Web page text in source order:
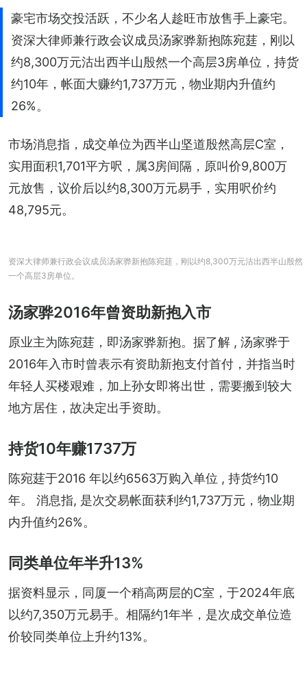
豪宅市场交投活跃，不少名人趁旺市放售手上豪宅。
资深大律师兼行政会议成员汤家骅新抱陈宛莛，刚以
约8,300万元沽出西半山殷然一个高层3房单位，持货
约10年，帐面大赚约1,737万元，物业期内升值约
26%。
市场消息指，成交单位为西半山坚道殷然高层C室，
实用面积1,701平方呎，属3房间隔，原叫价9,800万
元放售，议价后以约8,300万元易手，实用呎价约
48,795元。
资深大律师兼行政会议成员汤家骅新抱陈宛莛，刚以约8,300万元沽出西半山殷然
一个高层3房单位。
汤家骅2016年曾资助新抱入市
原业主为陈宛莛，即汤家骅新抱。据了解 , 汤家骅于
2016年入市时曾表示有资助新抱支付首付，并指当时
年轻人买楼艰难，加上孙女即将出世，需要搬到较大
地方居住，故决定出手资助。
持货10年赚1737万
陈宛莛于2016 年以约6563万购入单位 , 持货约10
年。 消息指, 是次交易帐面获利约1,737万元，物业期
内升值约26%。
同类单位年半升13%
据资料显示，同厦一个稍高两层的C室，于2024年底
以约7,350万元易手。相隔约1年半，是次成交单位造
价较同类单位上升约13%。